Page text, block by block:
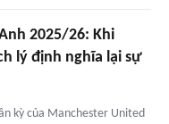
2025/26: Khi
lý định nghĩa lại sự
kỳ của Manchester United